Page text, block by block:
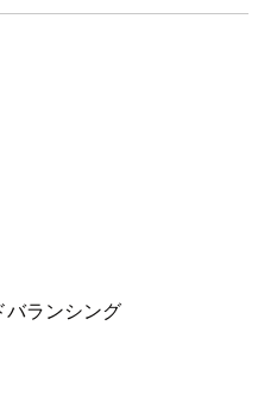
バランシング